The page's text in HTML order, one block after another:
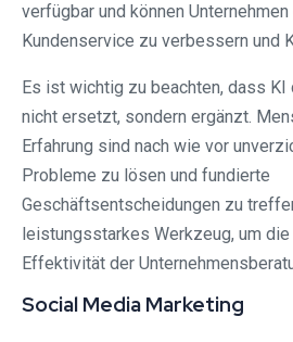
verfügbar und können
Kundenservice zu verbessern und
Es ist wichtig zu beachten, dass KI
nicht ersetzt, sondern ergänzt.
Erfahrung sind nach wie vor
Probleme zu lösen und fundierte
Geschäftsentscheidungen zu
leistungsstarkes Werkzeug, um
Effektivität der
Social Media Marketing